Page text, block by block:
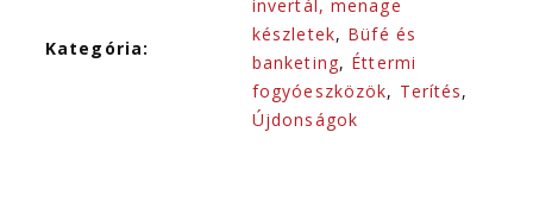
Kategória:
invertál, menage
készletek, Büfé és
banketing, Éttermi
fogyóeszközök, Terítés,
Újdonságok